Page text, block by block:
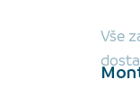
Vše